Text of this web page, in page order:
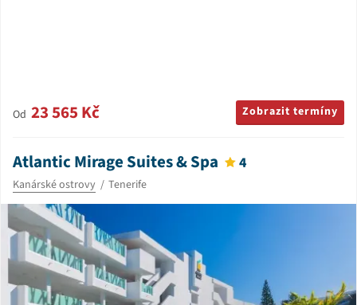
Od 23 565 Kč Zobrazit termíny
Atlantic Mirage Suites & Spa 4
Kanárské ostrovy Tenerife